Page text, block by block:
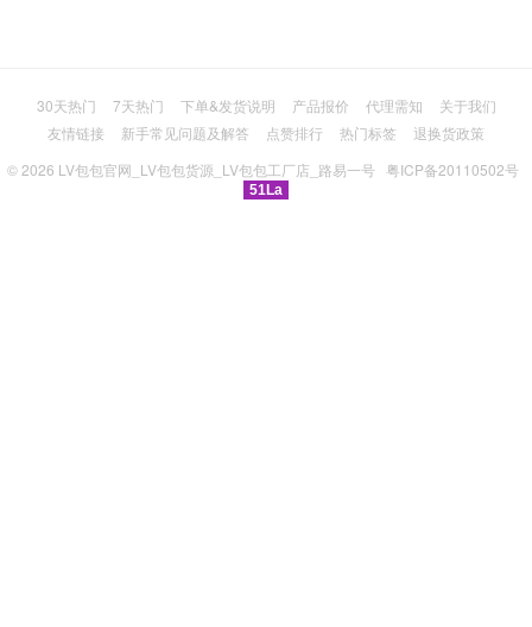
30天热门 7天热门 下单&发货说明 产品报价 代理需知
关于我们
友情链接
新手常见问题及解答 点赞排行 热门标签
退换货政策
© 2026 LV包包官网_LV包包货源_LV包包工厂店_路易一号 粤ICP备20110502号
51La